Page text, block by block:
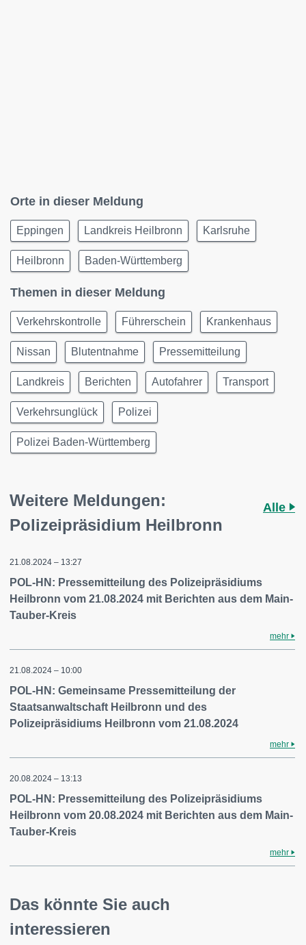
Orte in dieser Meldung
Eppingen Landkreis Heilbronn Karlsruhe
Heilbronn Baden-Württemberg
Themen in dieser Meldung
Verkehrskontrolle Führerschein Krankenhaus
Nissan Blutentnahme Pressemitteilung
Landkreis Berichten Autofahrer Transport
Verkehrsunglück Polizei
Polizei Baden-Württemberg
Weitere Meldungen:
Polizeipräsidium Heilbronn
Alle
21.08.2024 – 13:27
POL-HN: Pressemitteilung des Polizeipräsidiums
Heilbronn vom 21.08.2024 mit Berichten aus dem Main-
Tauber-Kreis
mehr
21.08.2024 – 10:00
POL-HN: Gemeinsame Pressemitteilung der
Staatsanwaltschaft Heilbronn und des
Polizeipräsidiums Heilbronn vom 21.08.2024
mehr
20.08.2024 – 13:13
POL-HN: Pressemitteilung des Polizeipräsidiums
Heilbronn vom 20.08.2024 mit Berichten aus dem Main-
Tauber-Kreis
mehr
Das könnte Sie auch
interessieren